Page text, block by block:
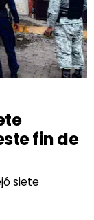
fin de
siete